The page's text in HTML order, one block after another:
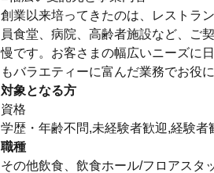
創業以来培ってきたのは、レストラ
員食堂、病院、高齢者施設など、ご
慢です。お客さまの幅広いニーズに
もバラエティーに富んだ業務でお役
対象となる方
資格
学歴・年齢不問,未経験者歓迎,経験者
職種
その他飲食、飲食ホール/フロアスタ